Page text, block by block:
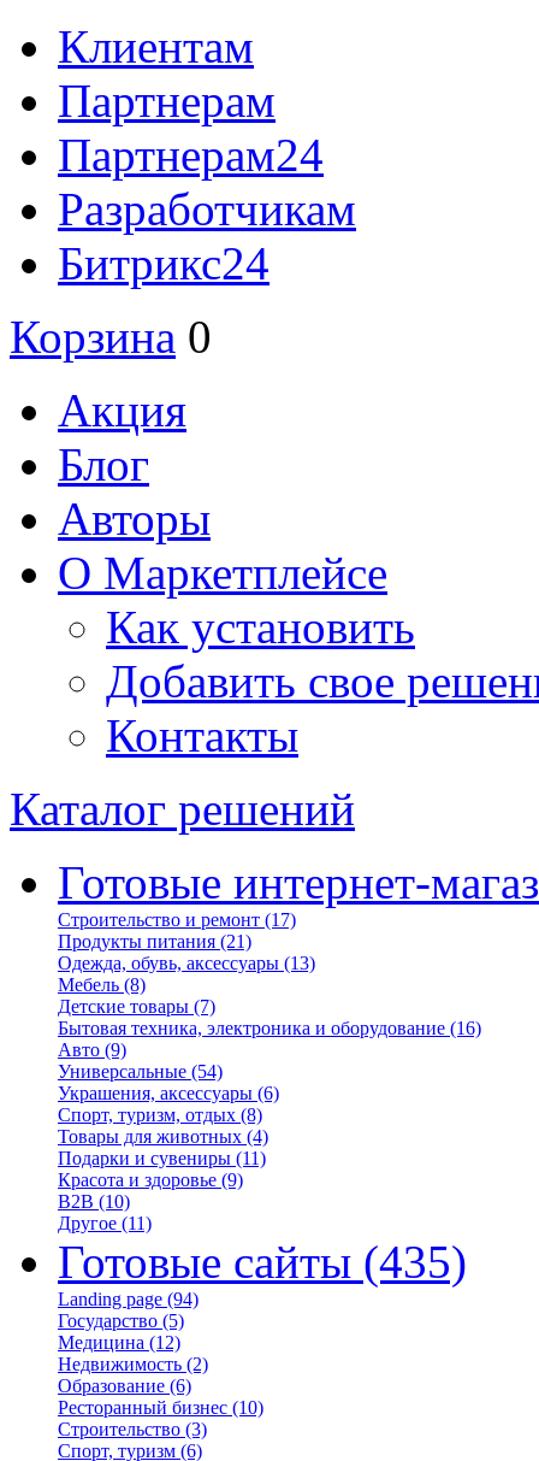
Клиентам
Партнерам
Партнерам24
Разработчикам
Битрикс24
Корзина 0
Акция
Блог
Авторы
О Маркетплейсе
Как установить
Добавить свое
Контакты
Каталог решений
Готовые интернет-
Строительство и ремонт (17)
Продукты питания (21)
Одежда, обувь, аксессуары (13)
Мебель (8)
Детские товары (7)
Бытовая техника, электроника и оборудование (16)
Авто (9)
Универсальные (54)
Украшения, аксессуары (6)
Спорт, туризм, отдых (8)
Товары для животных (4)
Подарки и сувениры (11)
Красота и здоровье (9)
B2B (10)
Другое (11)
Готовые сайты (435)
Landing page (94)
Государство (5)
Медицина (12)
Недвижимость (2)
Образование (6)
Ресторанный бизнес (10)
Строительство (3)
Спорт, туризм (6)